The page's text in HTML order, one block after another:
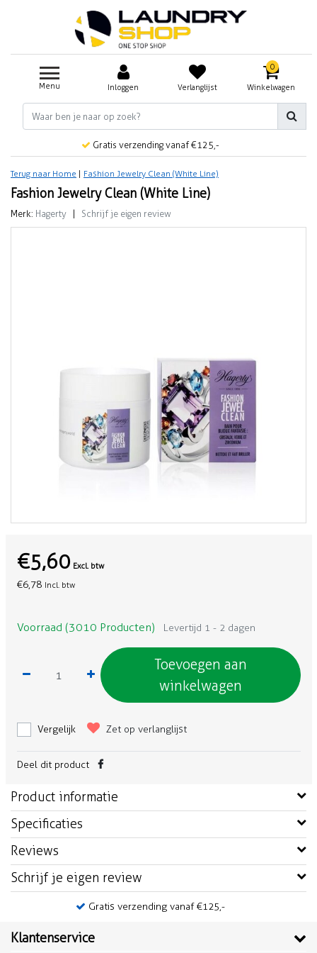
Menu Inloggen Verlanglijst
0
Winkelwagen
Gratis verzending vanaf €125,-
Terug naar Home Fashion Jewelry Clean (White Line)
Fashion Jewelry Clean (White Line)
Merk: Hagerty Schrijf je eigen review
€5,60 Excl. btw
€6,78 Incl. btw
Voorraad (3010 Producten) Levertijd 1 - 2 dagen
Toevoegen aan
winkelwagen
Vergelijk Zet op verlanglijst
Deel dit product
Product informatie
Specificaties
Reviews
Schrijf je eigen review
Gratis verzending vanaf €125,-
Klantenservice